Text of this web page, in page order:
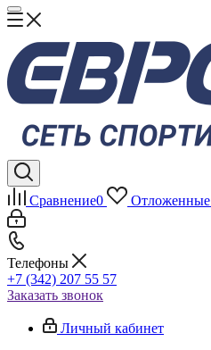
Сравнение0 Отложенные
Телефоны
+7 (342) 207 55 57
Заказать звонок
Личный кабинет